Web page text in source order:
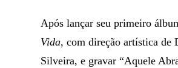
Após lançar seu primeiro
Vida, com direção artística de
Silveira, e gravar “Aquele